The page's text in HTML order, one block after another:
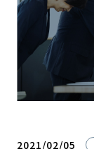
2021/02/05